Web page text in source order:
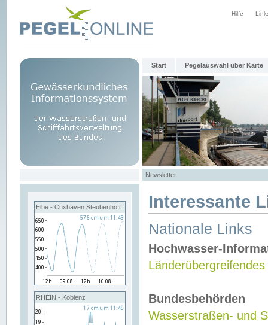
Hilfe
Start Pegelauswahl über Karte
Newsletter
Elbe - Cuxhaven Steubenhöft
RHEIN - Koblenz
Interessante
Nationale Links
Hochwasser-
Bundesbehörden
Wasserstraßen- und